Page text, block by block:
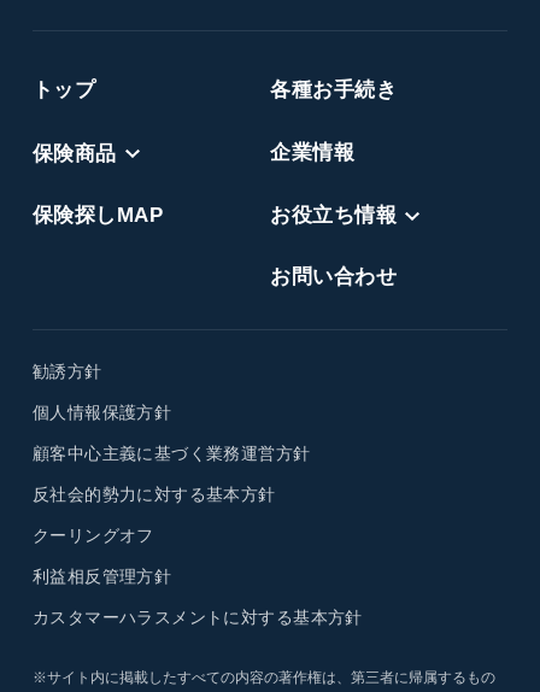
トップ
保険商品
保険探しMAP
各種お手続き
企業情報
お役立ち情報
お問い合わせ
勧誘方針
個人情報保護方針
顧客中心主義に基づく業務運営方針
反社会的勢力に対する基本方針
クーリングオフ
利益相反管理方針
カスタマーハラスメントに対する基本方針
※サイト内に掲載したすべての内容の著作権は、第三者に帰属するもの